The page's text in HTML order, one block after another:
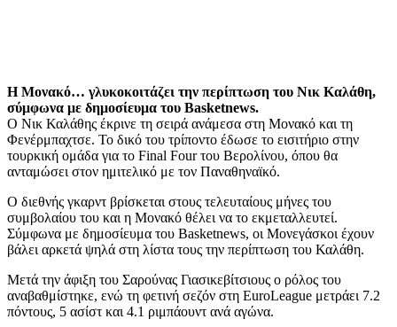
Η Μονακό… γλυκοκοιτάζει την περίπτωση του Νικ Καλάθη,
σύμφωνα με δημοσίευμα του Basketnews.
Ο Νικ Καλάθης έκρινε τη σειρά ανάμεσα στη Μονακό και τη
Φενέρμπαχτσε. Το δικό του τρίποντο έδωσε το εισιτήριο στην
τουρκική ομάδα για το Final Four του Βερολίνου, όπου θα
ανταμώσει στον ημιτελικό με τον Παναθηναϊκό.
Ο διεθνής γκαρντ βρίσκεται στους τελευταίους μήνες του
συμβολαίου του και η Μονακό θέλει να το εκμεταλλευτεί.
Σύμφωνα με δημοσίευμα του Basketnews, οι Μονεγάσκοι έχουν
βάλει αρκετά ψηλά στη λίστα τους την περίπτωση του Καλάθη.
Μετά την άφιξη του Σαρούνας Γιασικεβίτσιους ο ρόλος του
αναβαθμίστηκε, ενώ τη φετινή σεζόν στη EuroLeague μετράει 7.2
πόντους, 5 ασίστ και 4.1 ριμπάουντ ανά αγώνα.